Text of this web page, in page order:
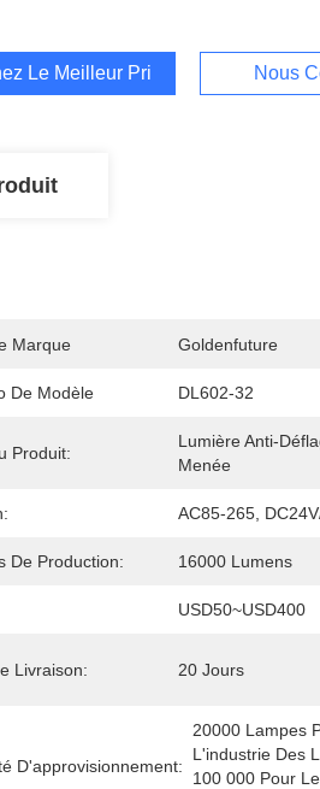
Le Meilleur Prix Nous
Marque Goldenfuture
De Modèle DL602-32
Produit:
Lumière Anti-
Menée
AC85-265,
De Production: 16000 Lumens
USD50~USD400
Livraison: 20 Jours
D'approvisionnement:
20000 Lampes
L'industrie Des
100 000 Pour